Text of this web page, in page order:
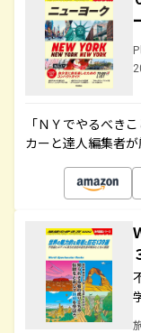
「ＮＹでやるべき
カーと達人編集者